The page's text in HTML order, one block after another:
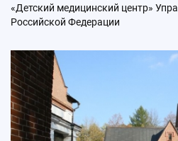
«Детский медицинский центр»
Российской Федерации